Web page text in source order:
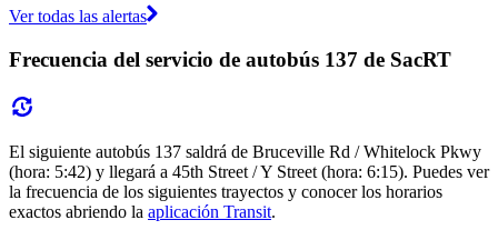
Ver todas las alertas
Frecuencia del servicio de autobús 137 de SacRT
El siguiente autobús 137 saldrá de Bruceville Rd / Whitelock Pkwy
(hora: 5:42) y llegará a 45th Street / Y Street (hora: 6:15). Puedes ver
la frecuencia de los siguientes trayectos y conocer los horarios
exactos abriendo la aplicación Transit.